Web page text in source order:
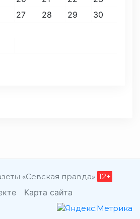
27 28 29
30
«Севская правда» 12+
Карта сайта